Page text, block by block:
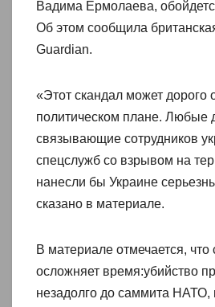
Вадима Ермолаева,
Об этом сообщила
Guardian.
«Этот скандал может дорого
политическом плане. Любые
связывающие сотрудников
спецслужб со взрывом на
нанесли бы Украине
сказано в материале.
В материале отмечается, что
осложняет время:убийство
незадолго до саммита НАТО,